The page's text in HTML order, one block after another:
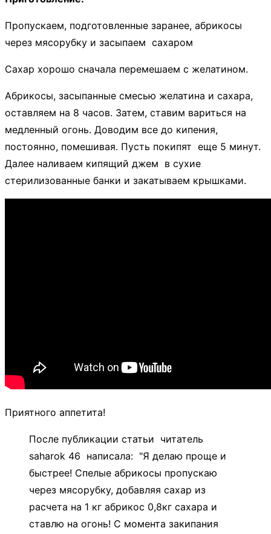
Пропускаем, подготовленные заранее, абрикосы
через мясорубку и засыпаем сахаром
Сахар хорошо сначала перемешаем с желатином.
Абрикосы, засыпанные смесью желатина и сахара,
оставляем на 8 часов. Затем, ставим вариться на
медленный огонь. Доводим все до кипения,
постоянно, помешивая. Пусть покипят еще 5 минут.
Далее наливаем кипящий джем в сухие
стерилизованные банки и закатываем крышками.
Приятного аппетита!
После публикации статьи читатель
saharok 46 написала: "Я делаю проще и
быстрее! Спелые абрикосы пропускаю
через мясорубку, добавляя сахар из
расчета на 1 кг абрикос 0,8кг сахара и
ставлю на огонь! С момента закипания